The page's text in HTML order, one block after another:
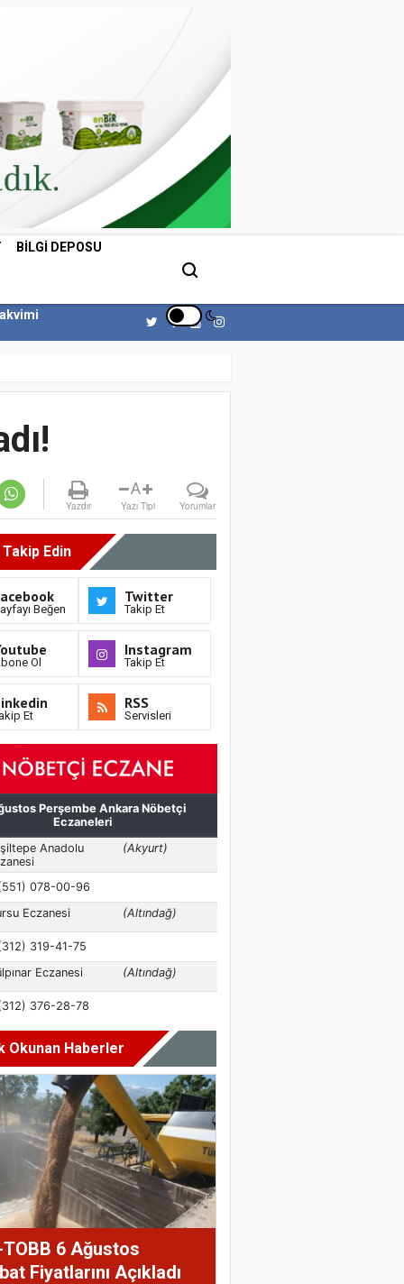
BILGI DEPOSU
Yazdır
A
Yazı Tipi Yorumlar
Edin
Beğen
Twitter
Takip Et
Ol
Instagram
Takip Et
Et
RSS
Servisleri
Okunan Haberler
6 Ağustos
Fiyatlarını Açıkladı